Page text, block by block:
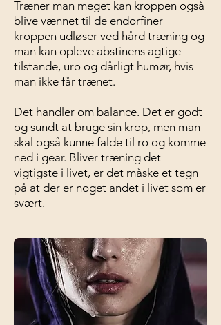
Træner man meget kan kroppen også
blive vænnet til de endorfiner
kroppen udløser ved hård træning og
man kan opleve abstinens agtige
tilstande, uro og dårligt humør, hvis
man ikke får trænet.
Det handler om balance. Det er godt
og sundt at bruge sin krop, men man
skal også kunne falde til ro og komme
ned i gear. Bliver træning det
vigtigste i livet, er det måske et tegn
på at der er noget andet i livet som er
svært.